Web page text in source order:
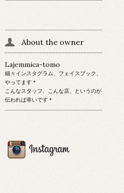
About the owner
Lajemmica-tomo
細々インスタグラム、フェイスブック、
やってます＊
こんなスタッフ、こんな店、というのが
伝われば幸いです＊